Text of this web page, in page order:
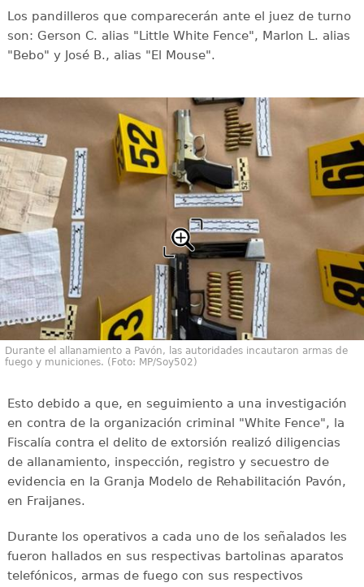
Los pandilleros que comparecerán ante el juez de turno
son: Gerson C. alias "Little White Fence", Marlon L. alias
"Bebo" y José B., alias "El Mouse".
Durante el allanamiento a Pavón, las autoridades incautaron armas de
fuego y municiones. (Foto: MP/Soy502)
Esto debido a que, en seguimiento a una investigación
en contra de la organización criminal "White Fence", la
Fiscalía contra el delito de extorsión realizó diligencias
de allanamiento, inspección, registro y secuestro de
evidencia en la Granja Modelo de Rehabilitación Pavón,
en Fraijanes.
Durante los operativos a cada uno de los señalados les
fueron hallados en sus respectivas bartolinas aparatos
telefónicos, armas de fuego con sus respectivos